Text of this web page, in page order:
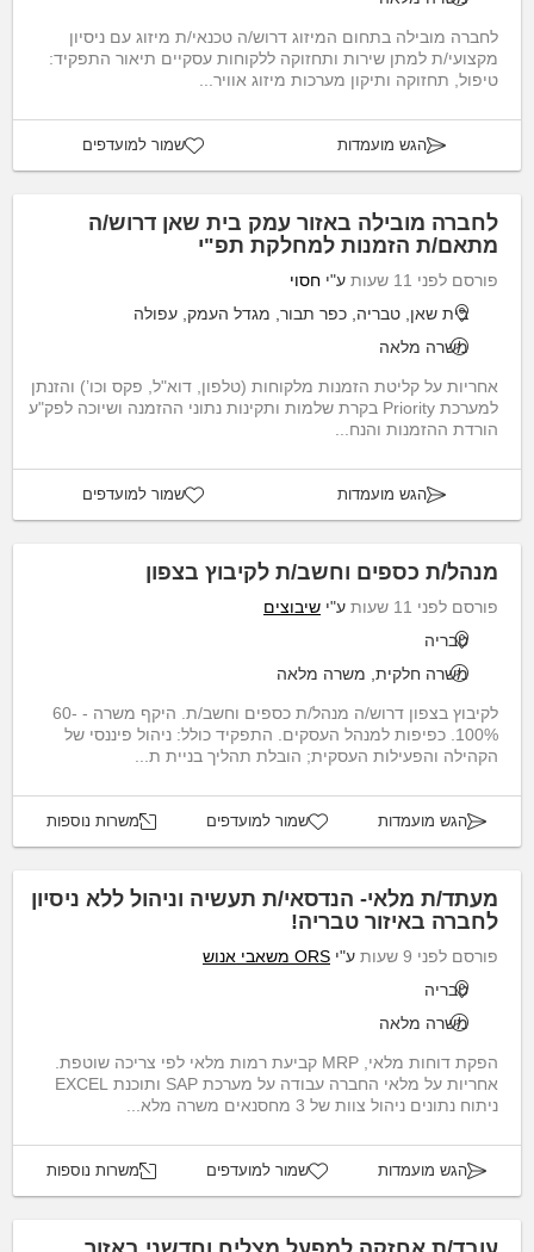
לחברה מובילה בתחום המיזוג דרוש/ה טכנאי/ת מיזוג עם ניסיון
מקצועי/ת למתן שירות ותחזוקה ללקוחות עסקיים תיאור התפקיד:
טיפול, תחזוקה ותיקון מערכות מיזוג אוויר...
הגש מועמדות שמור למועדפים
לחברה מובילה באזור עמק בית שאן דרוש/ה
מתאם/ת הזמנות למחלקת תפ"י
פורסם לפני 11 שעות ע"י חסוי
בית שאן, טבריה, כפר תבור, מגדל העמק, עפולה
משרה מלאה
אחריות על קליטת הזמנות מלקוחות (טלפון, דוא"ל, פקס וכו’) והזנתן
למערכת Priority בקרת שלמות ותקינות נתוני ההזמנה ושיוכה לפק"ע
הורדת ההזמנות והנח...
הגש מועמדות שמור למועדפים
מנהל/ת כספים וחשב/ת לקיבוץ בצפון
פורסם לפני 11 שעות ע"י שיבוצים
טבריה
משרה חלקית, משרה מלאה
לקיבוץ בצפון דרוש/ה מנהל/ת כספים וחשב/ת. היקף משרה - 60-
100%. כפיפות למנהל העסקים. התפקיד כולל: ניהול פיננסי של
הקהילה והפעילות העסקית; הובלת תהליך בניית ת...
הגש מועמדות שמור למועדפים משרות נוספות
מעתד/ת מלאי- הנדסאי/ת תעשיה וניהול ללא ניסיון
לחברה באיזור טבריה!
פורסם לפני 9 שעות ע"י ORS משאבי אנוש
טבריה
משרה מלאה
הפקת דוחות מלאי, MRP קביעת רמות מלאי לפי צריכה שוטפת.
אחריות על מלאי החברה עבודה על מערכת SAP ותוכנת EXCEL
ניתוח נתונים ניהול צוות של 3 מחסנאים משרה מלא...
הגש מועמדות שמור למועדפים משרות נוספות